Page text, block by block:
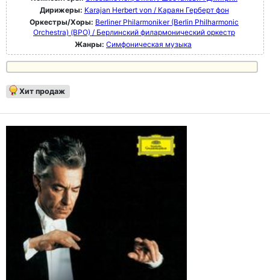
Дирижеры: Karajan Herbert von / Караян Герберт фон
Оркестры/Хоры: Berliner Philarmoniker (Berlin Philharmonic
Orchestra) (BPO) / Берлинский филармонический оркестр
Жанры: Симфоническая музыка
Хит продаж